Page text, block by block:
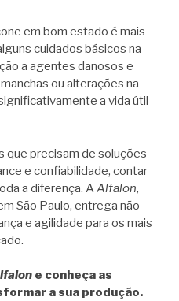
em bom estado é mais
cuidados básicos na
a agentes danosos e
ou alterações na
a vida útil
que precisam de soluções
e confiabilidade, contar
a diferença. AAlfalon,
São Paulo, entrega não
e agilidade para os mais
e conheça as
a sua produção.